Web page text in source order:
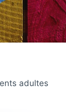
adultes